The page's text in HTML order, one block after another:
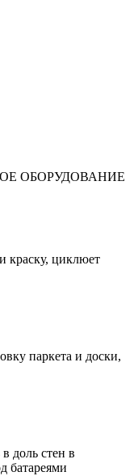
ОБОРУДОВАНИЕ
краску, циклюет
паркета и доски,
доль стен в
батареями